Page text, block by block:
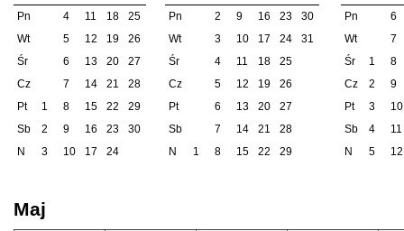
Pn
4 11 18
25
Wt
5 12 19
26
Śr
6 13 20
27
Cz
7 14 21
28
Pt
1 8 15 22
29
Sb
2 9 16 23
30
N
3 10 17 24
Pn
2 9 16 23
30
Wt
3 10 17 24
31
Śr
4 11 18
25
Cz
5 12 19
26
Pt
6 13 20
27
Sb
7 14 21
28
N
1 8 15 22 29
Pn
6
Wt
7
Śr
1
8
Cz
2
9
Pt
3
10
Sb
4
11
N
5 12
Maj